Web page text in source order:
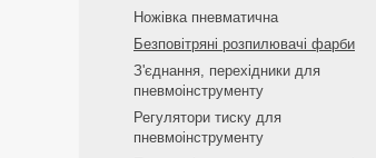
Ножівка пневматична
Безповітряні розпилювачі фарби
З'єднання, перехідники для
пневмоінструменту
Регулятори тиску для
пневмоінструменту